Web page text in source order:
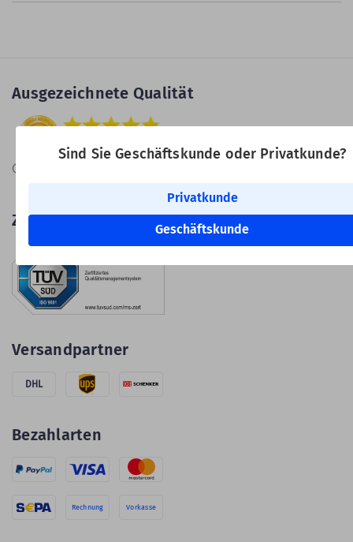
Sind Sie Geschäftskunde oder Privatkunde?
Privatkunde
Geschäftskunde
Ausgezeichnete Qualität
Zertifiziert
Versandpartner
DHL
Bezahlarten
Rechnung Vorkasse